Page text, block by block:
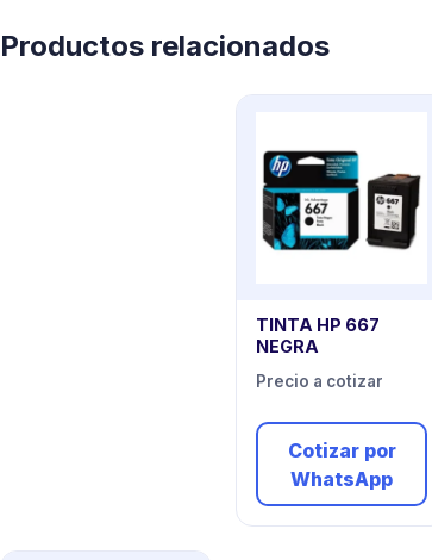
Productos relacionados
TINTA HP 667
NEGRA
Precio a cotizar
Cotizar por
WhatsApp